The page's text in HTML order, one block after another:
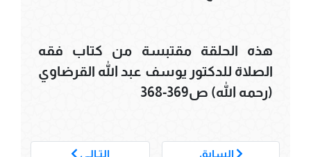
هذه الحلقة مقتبسة من كتاب فقه
الصلاة للدكتور يوسف عبد الله القرضاوي
(رحمه الله) ص369-368
السابق التـالـي